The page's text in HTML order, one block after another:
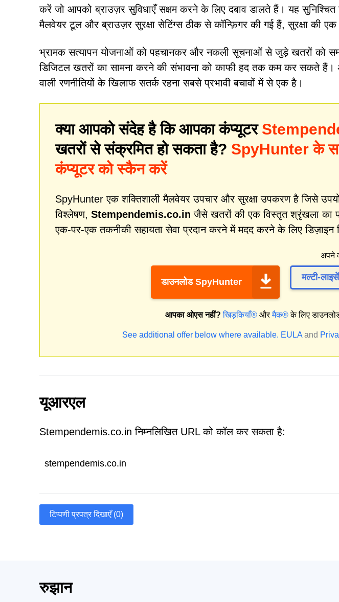
करें जो आपको ब्राउज़र सुविधाएँ सक्षम करने के लिए दबाव डालते हैं। यह सुनिश्चित
मैलवेयर टूल और ब्राउज़र सुरक्षा सेटिंग्स ठीक से कॉन्फ़िगर की गई हैं, सुरक्षा की
भ्रामक सत्यापन योजनाओं को पहचानकर और नकली सूचनाओं से जुड़े खतरों को
डिजिटल खतरों का सामना करने की संभावना को काफी हद तक कम कर सकते हैं।
वाली रणनीतियों के खिलाफ सतर्क रहना सबसे प्रभावी बचावों में से एक है।
क्या आपको संदेह है कि आपका कंप्यूटर
खतरों से संक्रमित हो सकता है? SpyHunter के
कंप्यूटर को स्कैन करें
SpyHunter एक शक्तिशाली मैलवेयर उपचार और सुरक्षा उपकरण है जिसे
विश्लेषण, Stempendemis.co.in जैसे खतरों की एक विस्तृत श्रृंखला का
एक-पर-एक तकनीकी सहायता सेवा प्रदान करने में मदद करने के लिए डिज़ाइन
डाउनलोड SpyHunter
अपने
मल्टी-
आपका ओएस नहीं? खिड़कियाँ® औरमैक®के लिए
See additional offer below where available. EULA and
यूआरएल
Stempendemis.co.in निम्नलिखित URL को कॉल कर सकता है:
stempendemis.co.in
टिप्पणी प्रपत्र दिखाएँ (0)
रुझान